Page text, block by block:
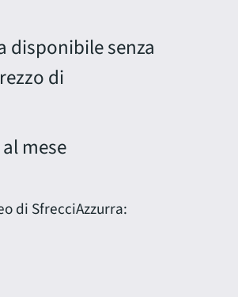
disponibile senza
di
mese
di SfrecciAzzurra: